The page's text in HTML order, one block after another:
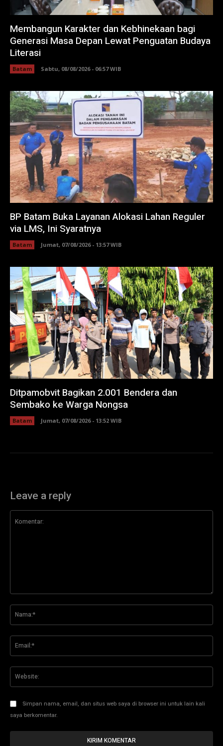
Membangun Karakter dan Kebhinekaan bagi
Generasi Masa Depan Lewat Penguatan Budaya
Literasi
Batam Sabtu, 08/08/2026 - 06:57 WIB
BP Batam Buka Layanan Alokasi Lahan Reguler
via LMS, Ini Syaratnya
Batam Jumat, 07/08/2026 - 13:57 WIB
Ditpamobvit Bagikan 2.001 Bendera dan
Sembako ke Warga Nongsa
Batam Jumat, 07/08/2026 - 13:52 WIB
Leave a reply
Simpan nama, email, dan situs web saya di browser ini untuk lain kali
saya berkomentar.